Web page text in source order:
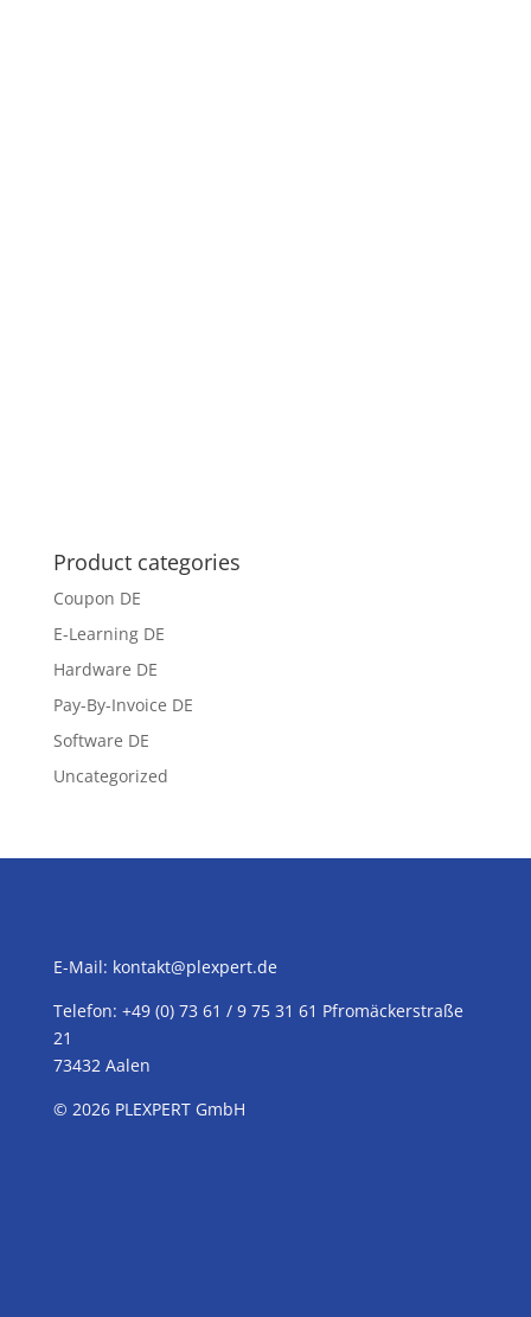
Product categories
Coupon DE
E-Learning DE
Hardware DE
Pay-By-Invoice DE
Software DE
Uncategorized
E-Mail: kontakt@plexpert.de
Telefon: +49 (0) 73 61 / 9 75 31 61 Pfromäckerstraße
21
73432 Aalen
© 2026 PLEXPERTGmbH